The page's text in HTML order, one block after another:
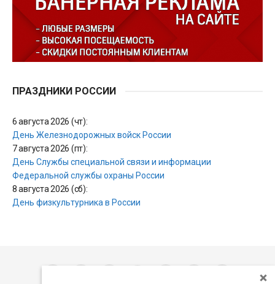
ПРАЗДНИКИ РОССИИ
6 августа 2026 (чт):
День Железнодорожных войск России
7 августа 2026 (пт):
День Службы специальной связи и информации
Федеральной службы охраны России
8 августа 2026 (сб):
День физкультурника в России